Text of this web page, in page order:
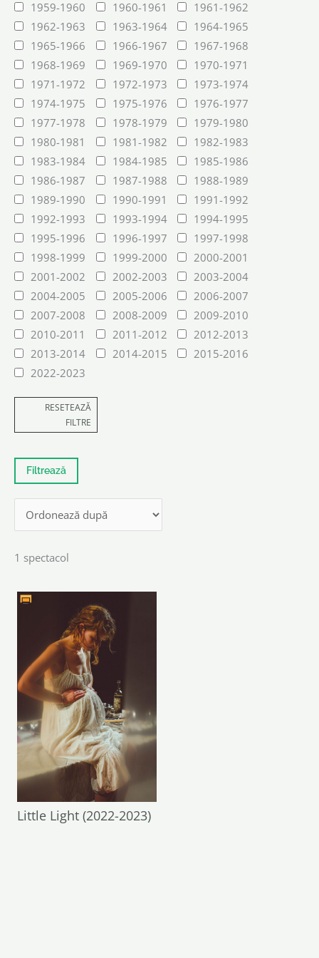
1959-1960
1960-1961
1961-1962
1962-1963
1963-1964
1964-1965
1965-1966
1966-1967
1967-1968
1968-1969
1969-1970
1970-1971
1971-1972
1972-1973
1973-1974
1974-1975
1975-1976
1976-1977
1977-1978
1978-1979
1979-1980
1980-1981
1981-1982
1982-1983
1983-1984
1984-1985
1985-1986
1986-1987
1987-1988
1988-1989
1989-1990
1990-1991
1991-1992
1992-1993
1993-1994
1994-1995
1995-1996
1996-1997
1997-1998
1998-1999
1999-2000
2000-2001
2001-2002
2002-2003
2003-2004
2004-2005
2005-2006
2006-2007
2007-2008
2008-2009
2009-2010
2010-2011
2011-2012
2012-2013
2013-2014
2014-2015
2015-2016
2022-2023
RESETEAZĂ
FILTRE
1 spectacol
Little Light (2022-2023)